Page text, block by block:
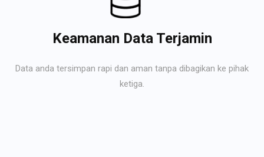
Keamanan Data Terjamin
Data anda tersimpan rapi dan aman tanpa dibagikan ke pihak
ketiga.